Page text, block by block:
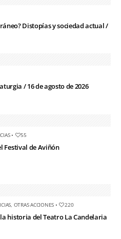
Distopías y sociedad actual /
/ 16 de agosto de 2026
• 55
Festival de Aviñón
OTRAS ACCIONES • 220
historia del Teatro La Candelaria